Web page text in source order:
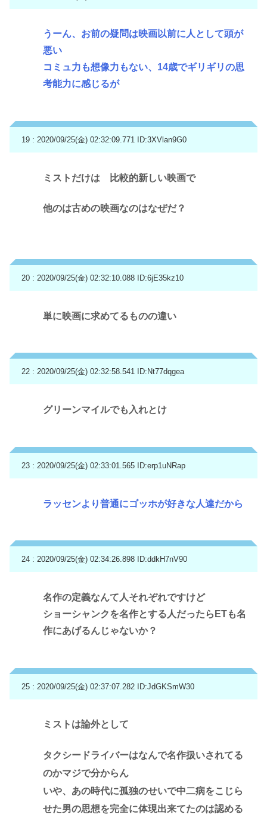
うーん、お前の疑問は映画以前に人として頭が
悪い
コミュ力も想像力もない、14歳でギリギリの思
考能力に感じるが
19 : 2020/09/25(金) 02:32:09.771 ID:3XVlan9G0
ミストだけは 比較的新しい映画で
他のは古めの映画なのはなぜだ？
20 : 2020/09/25(金) 02:32:10.088 ID:6jE35kz10
単に映画に求めてるものの違い
22 : 2020/09/25(金) 02:32:58.541 ID:Nt77dqgea
グリーンマイルでも入れとけ
23 : 2020/09/25(金) 02:33:01.565 ID:erp1uNRap
ラッセンより普通にゴッホが好きな人達だから
24 : 2020/09/25(金) 02:34:26.898 ID:ddkH7nV90
名作の定義なんて人それぞれですけど
ショーシャンクを名作とする人だったらETも名
作にあげるんじゃないか？
25 : 2020/09/25(金) 02:37:07.282 ID:JdGKSmW30
ミストは論外として
タクシードライバーはなんで名作扱いされてる
のかマジで分からん
いや、あの時代に孤独のせいで中二病をこじら
せた男の思想を完全に体現出来てたのは認める